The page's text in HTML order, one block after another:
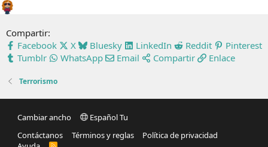
Compartir:
Facebook
X Bluesky LinkedIn Reddit
Pinterest
Tumblr
WhatsApp Email Compartir Enlace
Terrorismo
Cambiar ancho
Español Tu
Contáctanos
Términos y reglas
Política de privacidad
R